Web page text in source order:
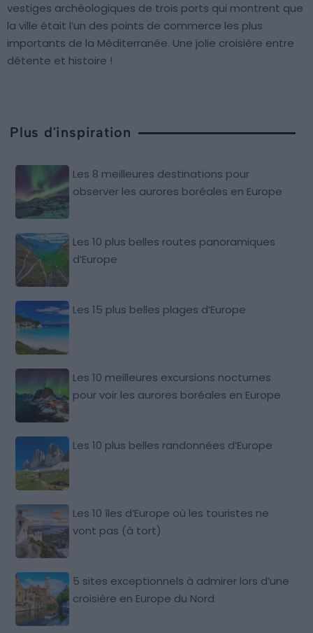
vestiges archéologiques de trois ports qui montrent que
la ville était l’un des points de commerce les plus
importants de la Méditerranée. Une jolie croisière entre
détente et histoire !
Plus d'inspiration
Les 8 meilleures destinations pour
observer les aurores boréales en Europe
Les 10 plus belles routes panoramiques
d’Europe
Les 15 plus belles plages d’Europe
Les 10 meilleures excursions nocturnes
pour voir les aurores boréales en Europe
Les 10 plus belles randonnées d’Europe
Les 10 îles d’Europe où les touristes ne
vont pas (à tort)
5 sites exceptionnels à admirer lors d’une
croisière en Europe du Nord